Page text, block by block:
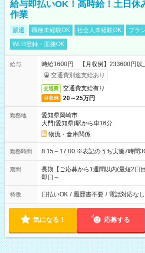
給与即払いOK！高時給！土日休
作業
派遣 職種未経験OK 社会人未経験OK
ブラ
WEB登録・面接OK
給与
時給1600円 【月収例】233600円以
交通費別途支給あり
交通費 交通費支給有り
月収例 20～25万円
勤務地
愛知県岡崎市
大門(愛知県)駅から車16分
物流・倉庫関係
勤務時間 8:15～17:00 ※表記のうち実働7時
期間
長期【ご応募から1週間以内(最短2日
即日～
特徴 日払いOK / 履歴書不要 / 電話対応なし
気になる！ 応募する